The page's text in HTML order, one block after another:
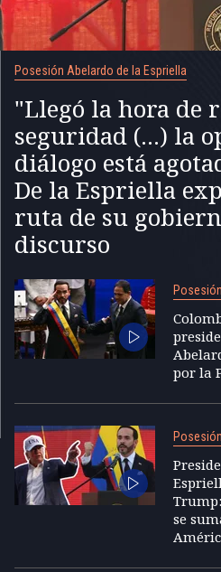
Posesión Abelardo de la Espriella
"Llegó la hora de
seguridad (...) la
diálogo está
De la Espriella
ruta de su
discurso
por la
se